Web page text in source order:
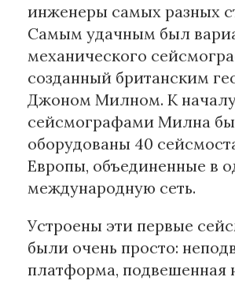
инженеры самых разных
Самым удачным был
механического
созданный британским
Джоном Милном. К началу
сейсмографами Милна
оборудованы 40
Европы, объединенные в
международную сеть.
Устроены эти первые
были очень просто:
платформа, подвешенная